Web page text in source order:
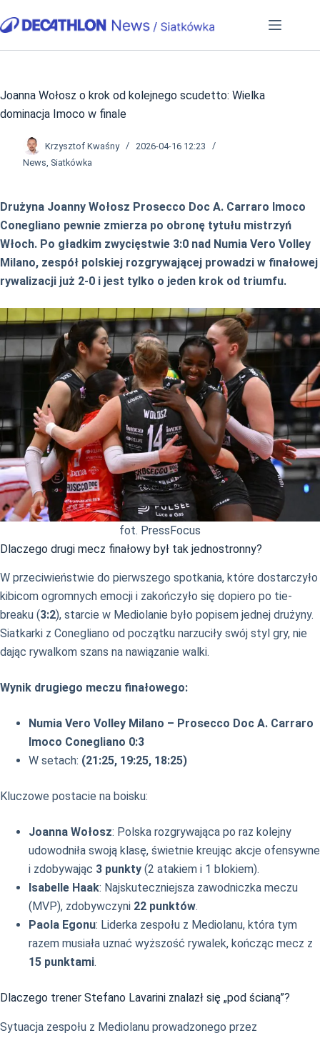
do
Joanna Wołosz o krok od kolejnego scudetto: Wielka
dominacja Imoco w finale
Krzysztof Kwaśny
2026-04-16 12:23
News, Siatkówka
Drużyna Joanny Wołosz Prosecco Doc A. Carraro Imoco
Conegliano pewnie zmierza po obronę tytułu mistrzyń
Włoch. Po gładkim zwycięstwie 3:0 nad Numia Vero Volley
Milano, zespół polskiej rozgrywającej prowadzi w finałowej
rywalizacji już 2-0 i jest tylko o jeden krok od triumfu.
fot. PressFocus
Dlaczego drugi mecz finałowy był tak jednostronny?
W przeciwieństwie do pierwszego spotkania, które dostarczyło
kibicom ogromnych emocji i zakończyło się dopiero po tie-
breaku (3:2), starcie w Mediolanie było popisem jednej drużyny.
Siatkarki z Conegliano od początku narzuciły swój styl gry, nie
dając rywalkom szans na nawiązanie walki.
Wynik drugiego meczu finałowego:
Numia Vero Volley Milano – Prosecco Doc A. Carraro
Imoco Conegliano 0:3
W setach: (21:25, 19:25, 18:25)
Kluczowe postacie na boisku:
Joanna Wołosz: Polska rozgrywająca po raz kolejny
udowodniła swoją klasę, świetnie kreując akcje ofensywne
i zdobywając 3 punkty (2 atakiem i 1 blokiem).
Isabelle Haak: Najskuteczniejsza zawodniczka meczu
(MVP), zdobywczyni 22 punktów.
Paola Egonu: Liderka zespołu z Mediolanu, która tym
razem musiała uznać wyższość rywalek, kończąc mecz z
15 punktami.
Dlaczego trener Stefano Lavarini znalazł się „pod ścianą”?
Sytuacja zespołu z Mediolanu prowadzonego przez